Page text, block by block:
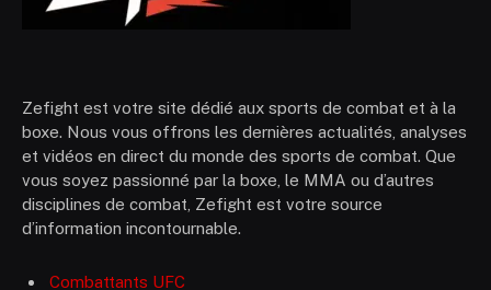
Zefight est votre site dédié aux sports de combat et à la
boxe. Nous vous offrons les dernières actualités, analyses
et vidéos en direct du monde des sports de combat. Que
vous soyez passionné par la boxe, le MMA ou d’autres
disciplines de combat, Zefight est votre source
d’information incontournable.
Combattants UFC